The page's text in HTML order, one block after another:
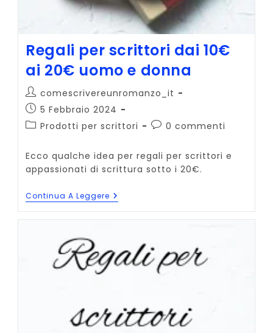
Regali per scrittori dai 10€
ai 20€ uomo e donna
Autore
dell'articolo:
comescrivereunromanzo_it
Articolo
pubblicato:
5 Febbraio 2024
Categoria
Prodotti per scrittori
Commenti
0 commenti
Ecco qualche idea per regali per scrittori e
appassionati di scrittura sotto i 20€.
Continua A Leggere Regali
Per
20€
Uomo